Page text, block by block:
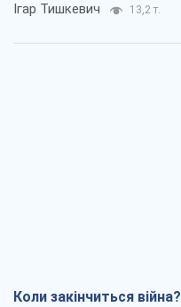
Ігар Тишкевич 13,2 т.
Коли закінчиться війна?